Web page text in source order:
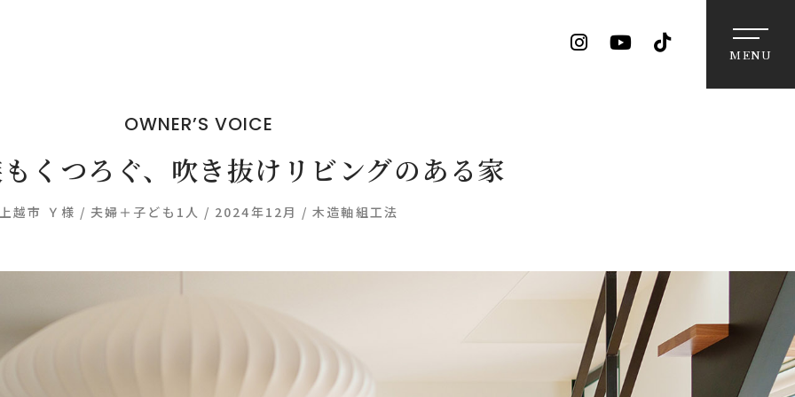
MENU
OWNER’S VOICE
くつろぐ、吹き抜けリビングのある家
上越市 Ｙ様 / 夫婦＋子ども1人 / 2024年12月 / 木造軸組工法